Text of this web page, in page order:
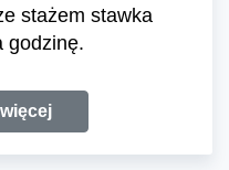
stażem stawka
godzinę.